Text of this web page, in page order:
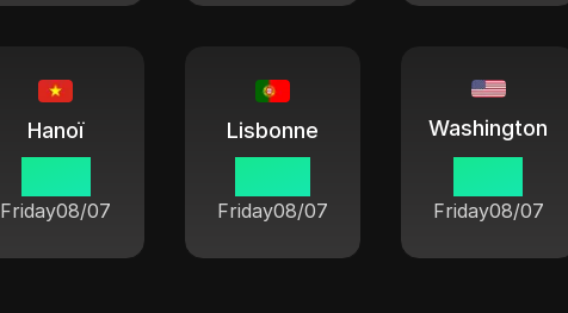
Hanoï
Friday08/07
Lisbonne
Friday08/07
Washington
Friday08/07